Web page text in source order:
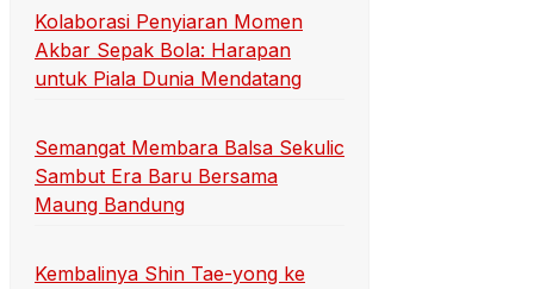
Kolaborasi Penyiaran Momen
Akbar Sepak Bola: Harapan
untuk Piala Dunia Mendatang
Semangat Membara Balsa Sekulic
Sambut Era Baru Bersama
Maung Bandung
Kembalinya Shin Tae-yong ke